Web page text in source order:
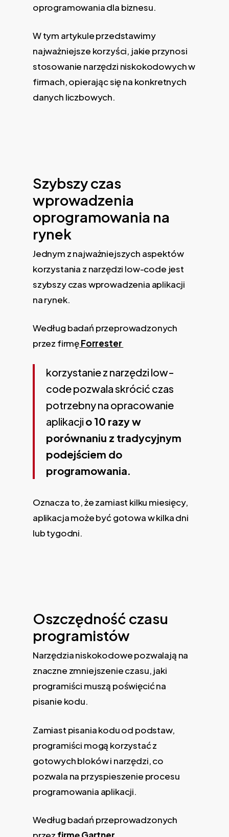
oprogramowania dla biznesu.
W tym artykule przedstawimy
najważniejsze korzyści, jakie przynosi
stosowanie narzędzi niskokodowych w
firmach, opierając się na konkretnych
danych liczbowych.
Szybszy czas
wprowadzenia
oprogramowania na
rynek
Jednym z najważniejszych aspektów
korzystania z narzędzi low-code jest
szybszy czas wprowadzenia aplikacji
na rynek.
Według badań przeprowadzonych
przez firmęForrester
korzystanie z narzędzi low-
code pozwala skrócić czas
potrzebny na opracowanie
aplikacji o 10 razy w
porównaniu z tradycyjnym
podejściem do
programowania.
Oznacza to, że zamiast kilku miesięcy,
aplikacja może być gotowa w kilka dni
lub tygodni.
Oszczędność czasu
programistów
Narzędzia niskokodowe pozwalają na
znaczne zmniejszenie czasu, jaki
programiści muszą poświęcić na
pisanie kodu.
Zamiast pisania kodu od podstaw,
programiści mogą korzystać z
gotowych bloków i narzędzi, co
pozwala na przyspieszenie procesu
programowania aplikacji.
Według badań przeprowadzonych